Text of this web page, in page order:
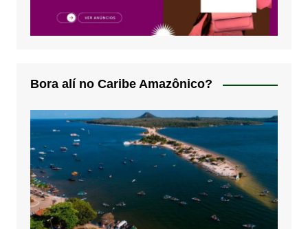
Bora alí no Caribe Amazônico?